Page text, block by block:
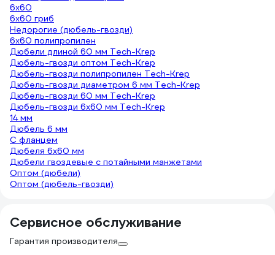
6х60
6х60 гриб
Недорогие (дюбель-гвозди)
6х60 полипропилен
Дюбели длиной 60 мм Tech-Krep
Дюбель-гвозди оптом Tech-Krep
Дюбель-гвозди полипропилен Tech-Krep
Дюбель-гвозди диаметром 6 мм Tech-Krep
Дюбель-гвозди 60 мм Tech-Krep
Дюбель-гвозди 6х60 мм Tech-Krep
14 мм
Дюбель 6 мм
С фланцем
Дюбеля 6х60 мм
Дюбели гвоздевые с потайными манжетами
Оптом (дюбели)
Оптом (дюбель-гвозди)
Сервисное обслуживание
Гарантия производителя